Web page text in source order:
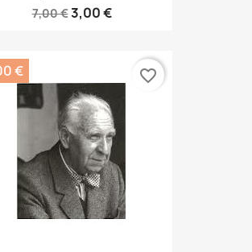
7,00 €3,00 €
€ favorite_border